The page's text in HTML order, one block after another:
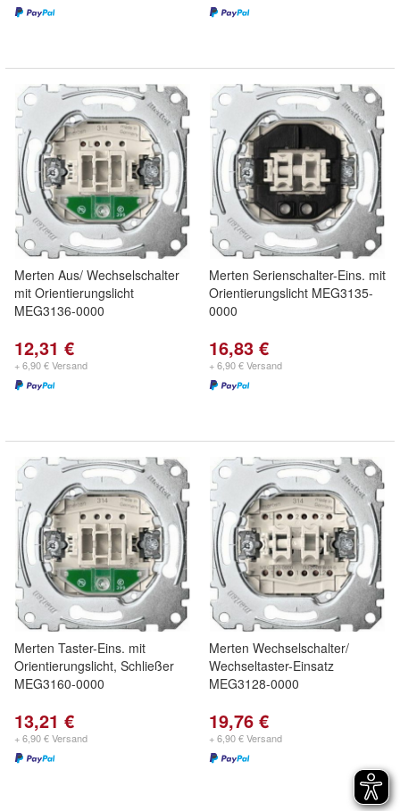
Merten Aus/ Wechselschalter
mit Orientierungslicht
MEG3136-0000
12,31 €
+ 6,90 € Versand
Merten Serienschalter-Eins. mit
Orientierungslicht MEG3135-
0000
16,83 €
+ 6,90 € Versand
Merten Taster-Eins. mit
Orientierungslicht, Schließer
MEG3160-0000
13,21 €
+ 6,90 € Versand
Merten Wechselschalter/
Wechseltaster-Einsatz
MEG3128-0000
19,76 €
+ 6,90 € Versand